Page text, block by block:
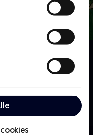
hvor man
kampe med